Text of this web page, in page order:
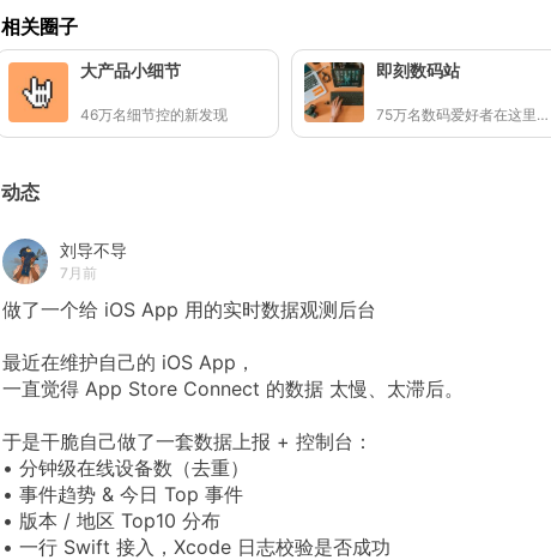
相关圈子
大产品小细节
46万名细节控的新发现
即刻数码站
75万名数码爱好者在这里聊手中的设备
动态
刘导不导
7月前
做了一个给 iOS App 用的实时数据观测后台
最近在维护自己的 iOS App，
一直觉得 App Store Connect 的数据 太慢、太滞后。
于是干脆自己做了一套数据上报 + 控制台：
• 分钟级在线设备数（去重）
• 事件趋势 & 今日 Top 事件
• 版本 / 地区 Top10 分布
• 一行 Swift 接入，Xcode 日志校验是否成功